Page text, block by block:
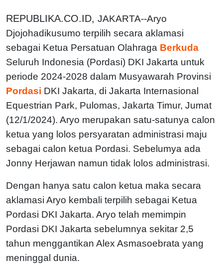
REPUBLIKA.CO.ID, JAKARTA--Aryo
Djojohadikusumo terpilih secara aklamasi
sebagai Ketua Persatuan Olahraga Berkuda
Seluruh Indonesia (Pordasi) DKI Jakarta untuk
periode 2024-2028 dalam Musyawarah Provinsi
Pordasi DKI Jakarta, di Jakarta Internasional
Equestrian Park, Pulomas, Jakarta Timur, Jumat
(12/1/2024). Aryo merupakan satu-satunya calon
ketua yang lolos persyaratan administrasi maju
sebagai calon ketua Pordasi. Sebelumya ada
Jonny Herjawan namun tidak lolos administrasi.
Dengan hanya satu calon ketua maka secara
aklamasi Aryo kembali terpilih sebagai Ketua
Pordasi DKI Jakarta. Aryo telah memimpin
Pordasi DKI Jakarta sebelumnya sekitar 2,5
tahun menggantikan Alex Asmasoebrata yang
meninggal dunia.